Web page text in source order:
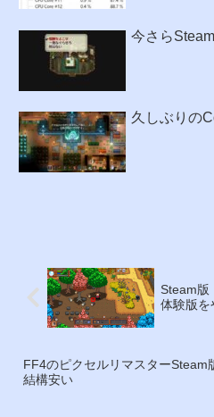
今さら
久しぶりの
Steam版
体験版を
FF4のピクセルリマスターSteam
結構安い